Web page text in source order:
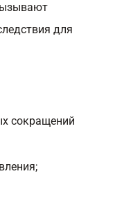
для
сокращений